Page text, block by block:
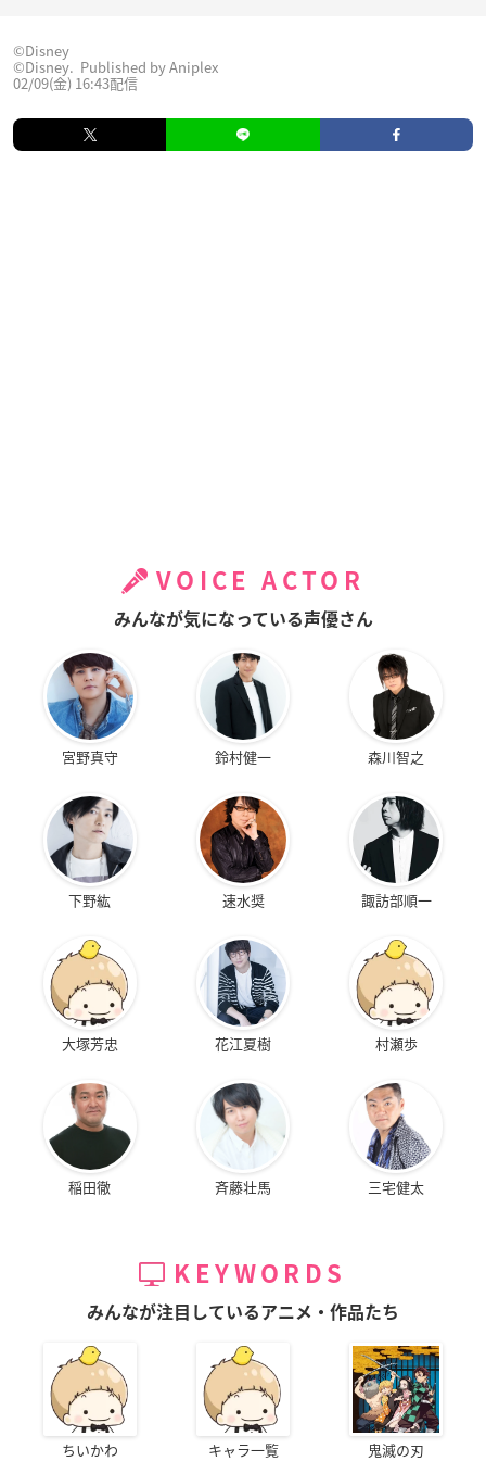
©︎Disney
©Disney. Published by Aniplex
02/09(金) 16:43配信
VOICE ACTOR
みんなが気になっている声優さん
宮野真守 鈴村健一 森川智之
下野紘 速水奨 諏訪部順一
大塚芳忠 花江夏樹 村瀬歩
稲田徹 斉藤壮馬 三宅健太
KEYWORDS
みんなが注目しているアニメ・作品たち
ちいかわ キャラ一覧 鬼滅の刃